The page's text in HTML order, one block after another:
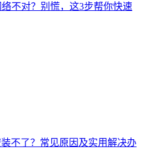
不对？别慌，这3步帮你快速
不了？常见原因及实用解决办